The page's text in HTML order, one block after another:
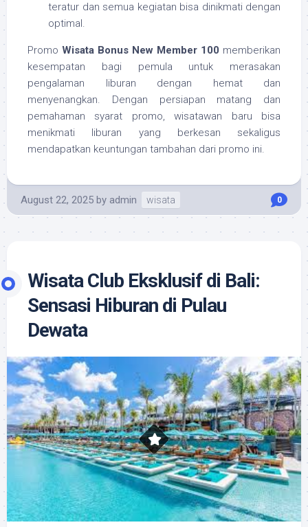
teratur dan semua kegiatan bisa dinikmati dengan
optimal.
Promo Wisata Bonus New Member 100 memberikan
kesempatan bagi pemula untuk merasakan
pengalaman liburan dengan hemat dan
menyenangkan. Dengan persiapan matang dan
pemahaman syarat promo, wisatawan baru bisa
menikmati liburan yang berkesan sekaligus
mendapatkan keuntungan tambahan dari promo ini.
August 22, 2025 by admin wisata 0
Wisata Club Eksklusif di Bali:
Sensasi Hiburan di Pulau
Dewata